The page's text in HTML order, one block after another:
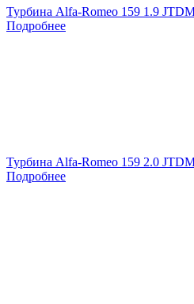
Турбина Alfa-Romeo 159 1.9
Подробнее
Турбина Alfa-Romeo 159 2.0
Подробнее